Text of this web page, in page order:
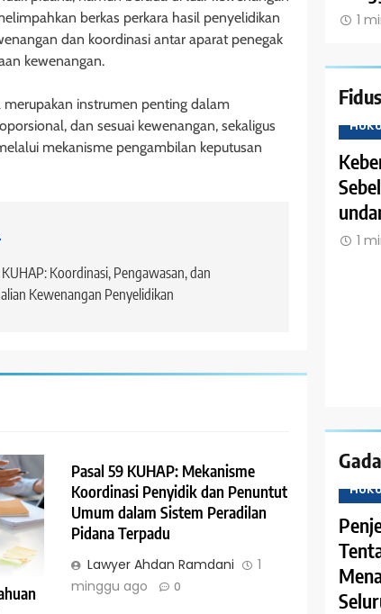
berkas perkara hasil penyelidikan
dan koordinasi antar aparat penegak
kewenangan.
merupakan instrumen penting dalam
dan sesuai kewenangan, sekaligus
mekanisme pengambilan keputusan
Koordinasi, Pengawasan, dan
Kewenangan Penyelidikan
Pasal 59 KUHAP: Mekanisme
Koordinasi Penyidik dan Penuntut
Umum dalam Sistem Peradilan
Pidana Terpadu
Lawyer Ahdan Ramdani
1
minggu ago
0
1
HUKUM JAMINAN - FIDUSIA
Pembentukan Kantor Pendaftaran
1
HUKUM JAMINAN - GADAI
Penjelasan Pasal 1160 KUH Perdata
Tentang Prinsip Gadai yang Tidak
Dapat Dibagi-Bagi